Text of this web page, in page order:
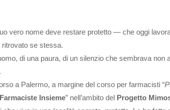
vero nome deve restare protetto — che oggi
se stessa.
di una paura, di un silenzio che sembrava non
a Palermo, a margine del corso per farmacisti “
Farmaciste Insieme” nell’ambito del Progetto